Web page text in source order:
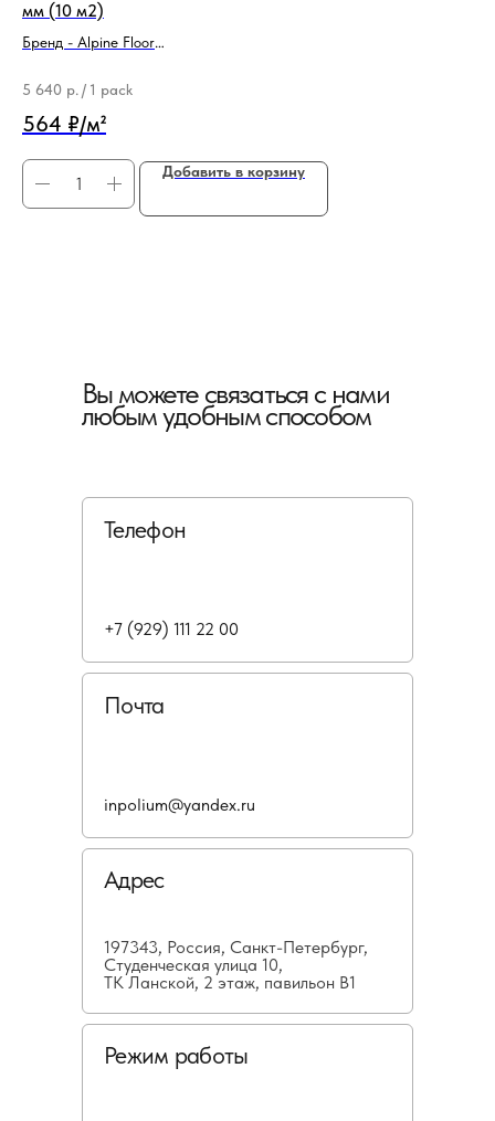
мм (10 м2)
Бренд - Alpine Floor
5 640 р. / 1 pack
564 ₽/м²
Добавить в корзину
Вы можете связаться с нами
любым удобным способом
Телефон
Почта
Адрес
197343, Россия, Санкт-Петербург,
Студенческая улица 10,
ТК Ланской, 2 этаж, павильон В1
Режим работы
+7 (929) 111 22 00
inpolium@yandex.ru